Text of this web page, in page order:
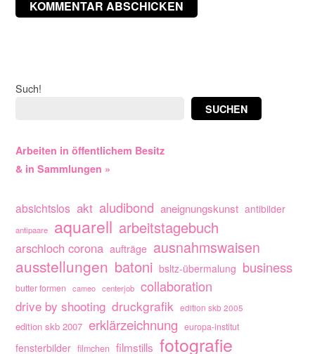
Such!
SUCHEN
Arbeiten in öffentlichem Besitz
& in Sammlungen »
absichtslos akt aludibond aneignungskunst antibilder
antipaare aquarell arbeitstagebuch
arschloch corona aufträge ausnahmswaisen
ausstellungen batoni bsltz-übermalung business
butter formen cameo centerjob collaboration
drive by shooting druckgrafik edition skb 2005
edition skb 2007 erklärzeichnung europa-institut
fensterbilder filmchen filmstills fotografie